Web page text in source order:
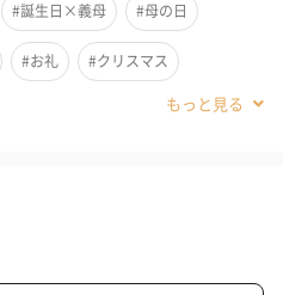
品です♡
シリーズのハーブティー、レッ
ルダーフラワー、ヤーロウ、メ
種を各1本ずつセットにしまし
#誕生日×義母 #母の日
#お礼 #クリスマス
#彼女